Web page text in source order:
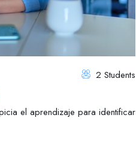
2 Students
el aprendizaje para identificar